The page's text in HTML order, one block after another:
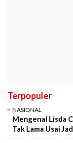
Terpopuler
NASIONAL
Mengenal Lisda
Tak Lama Usai